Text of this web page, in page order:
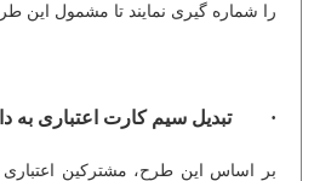
را شماره گیری نمایند تا مشمول این
· تبدیل سیم کارت اعتباری به
بر اساس این طرح، مشترکین اعتباری